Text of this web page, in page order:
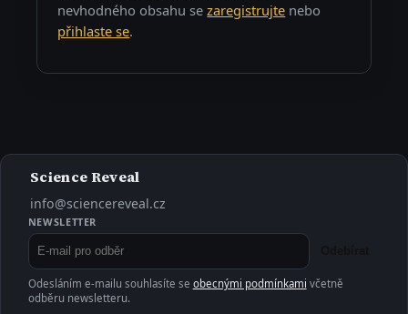
nevhodného obsahu sezaregistrujte nebo
přihlaste se.
Science Reveal
info@sciencereveal.cz
NEWSLETTER
Odesláním e-mailu souhlasíte se obecnými podmínkami včetně
odběru newsletteru.